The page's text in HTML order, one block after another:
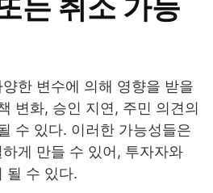
는 취소 가능
한 변수에 의해 영향을 받을
변화, 승인 지연, 주민 의견의
수 있다. 이러한 가능성들은
게 만들 수 있어, 투자자와
될 수 있다.